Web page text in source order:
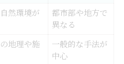
然環境が
都市部や地方で
異なる
地理や施
一般的な手法が
中心